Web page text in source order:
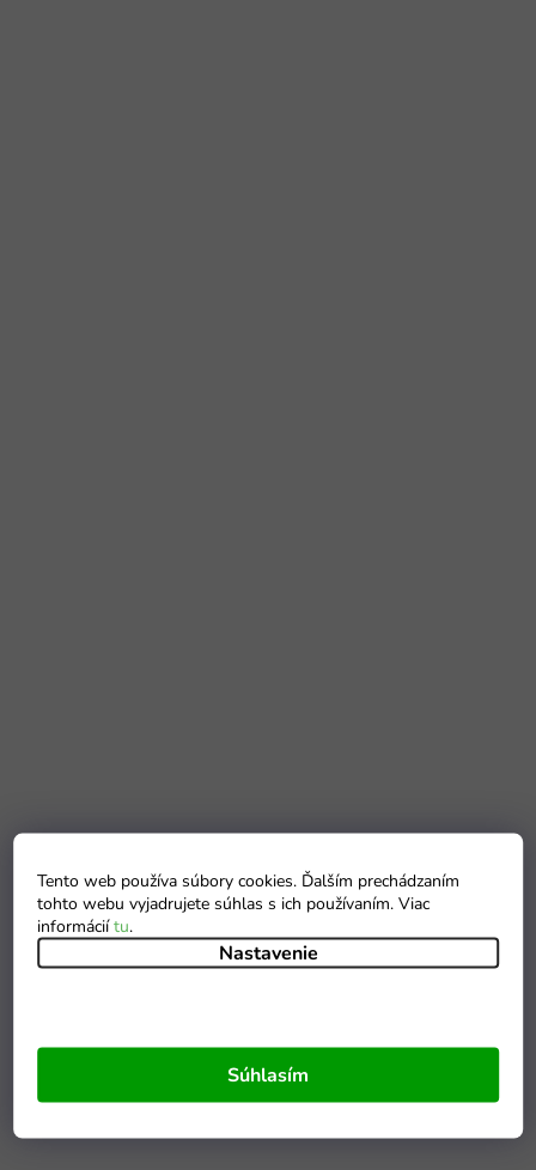
Tento web používa súbory cookies. Ďalším prechádzaním
tohto webu vyjadrujete súhlas s ich používaním. Viac
informáciítu.
Nastavenie
Súhlasím